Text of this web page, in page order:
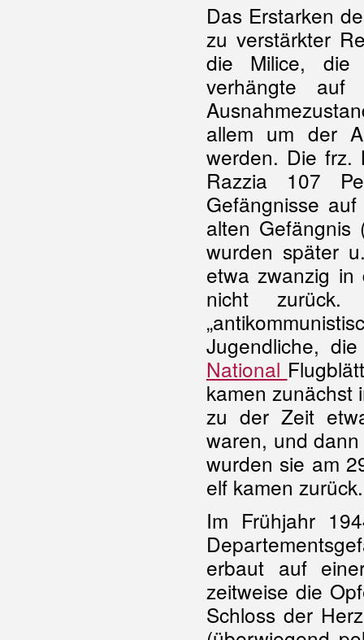
Das Erstarken
zu verstärkter
die Milice, die
verhängte
allem um der
werden. Die frz.
Razzia 107
Gefängnisse
alten Gefängnis
wurden später
etwa zwanzig in
nicht
Jugendliche,
National
kamen zunächst
zu der Zeit
waren, und
wurden sie am
elf kamen
Im Frühjahr
erbaut auf
zeitweise die
Schloss der